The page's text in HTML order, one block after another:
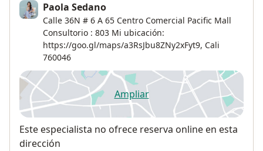
Paola Sedano
Calle 36N # 6 A 65 Centro Comercial Pacific Mall
Consultorio : 803 Mi ubicación:
https://goo.gl/maps/a3RsJbu8ZNy2xFyt9, Cali
760046
Ampliarse abre en una nueva
Disponibilidad
Este especialista no ofrece reserva online en esta
dirección